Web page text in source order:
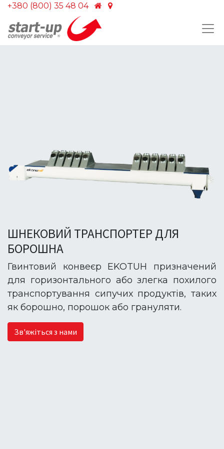
+380 (800) 35 48 04
ШНЕКОВИЙ ТРАНСПОРТЕР ДЛЯ
БОРОШНА
Гвинтовий конвеєр EKOTUH призначений
для горизонтального або злегка похилого
транспортування сипучих продуктів, таких
як борошно, порошок або грануляти.
Зв'яжіться з нами